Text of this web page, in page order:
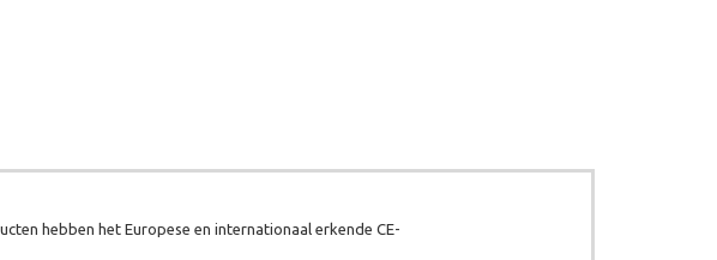
hebben het Europese en internationaal erkende CE-